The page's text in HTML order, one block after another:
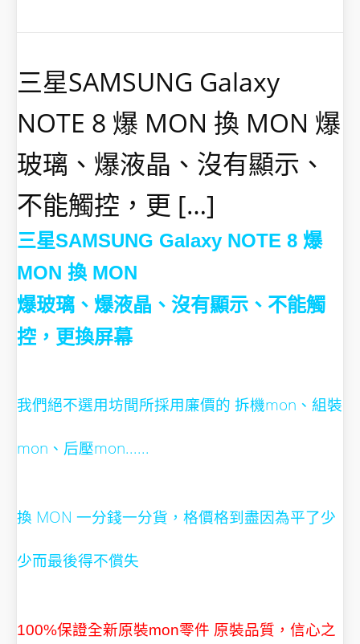
三星SAMSUNG Galaxy
NOTE 8 爆 MON 換 MON 爆
玻璃、爆液晶、沒有顯示、
不能觸控，更 […]
三星SAMSUNG Galaxy NOTE 8 爆
MON 換 MON
爆玻璃、爆液晶、沒有顯示、不能觸
控，更換屏幕
我們絕不選用坊間所採用廉價的 拆機mon、組裝
mon、后壓mon......
換 MON 一分錢一分貨，格價格到盡因為平了少
少而最後得不償失
100%保證全新原裝mon零件 原裝品質，信心之